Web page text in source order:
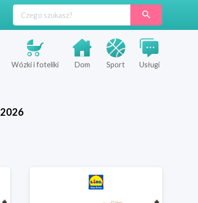
Wózki i foteliki Dom Sport Usługi
2026